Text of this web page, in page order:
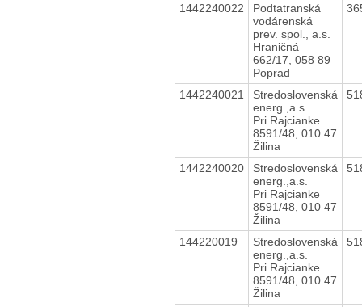
1442240022
Podtatranská
vodárenská
prev. spol., a.s.
Hraničná
662/17, 058 89
Poprad
1442240021
Stredoslovenská
energ.,a.s.
Pri Rajcianke
8591/48, 010 47
Žilina
1442240020
Stredoslovenská
energ.,a.s.
Pri Rajcianke
8591/48, 010 47
Žilina
144220019
Stredoslovenská
energ.,a.s.
Pri Rajcianke
8591/48, 010 47
Žilina